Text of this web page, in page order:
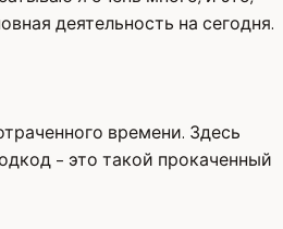
деятельность на сегодня.
времени. Здесь
- это такой прокаченный